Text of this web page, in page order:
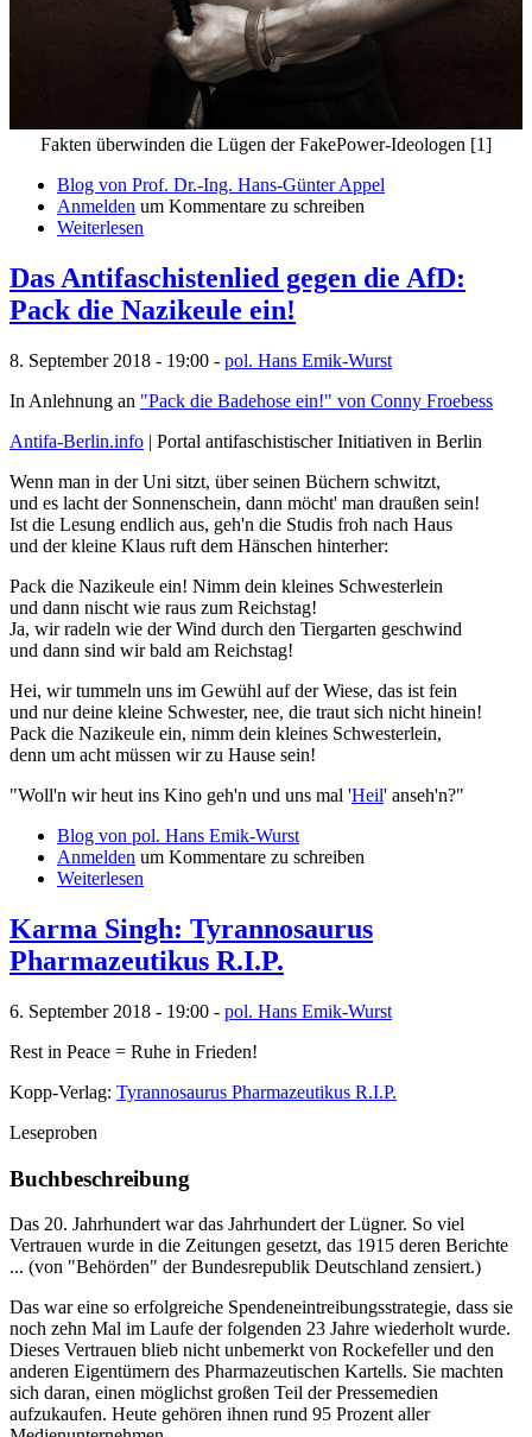
Fakten überwinden die Lügen der FakePower-Ideologen [1]
Blog von Prof. Dr.-Ing. Hans-Günter Appel
Anmelden um Kommentare zu schreiben
Weiterlesen
Das Antifaschistenlied gegen die AfD:
Pack die Nazikeule ein!
8. September 2018 - 19:00 - pol. Hans Emik-Wurst
In Anlehnung an "Pack die Badehose ein!" von Conny Froebess
Antifa-Berlin.info | Portal antifaschistischer Initiativen in Berlin
Wenn man in der Uni sitzt, über seinen Büchern schwitzt,
und es lacht der Sonnenschein, dann möcht' man draußen sein!
Ist die Lesung endlich aus, geh'n die Studis froh nach Haus
und der kleine Klaus ruft dem Hänschen hinterher:
Pack die Nazikeule ein! Nimm dein kleines Schwesterlein
und dann nischt wie raus zum Reichstag!
Ja, wir radeln wie der Wind durch den Tiergarten geschwind
und dann sind wir bald am Reichstag!
Hei, wir tummeln uns im Gewühl auf der Wiese, das ist fein
und nur deine kleine Schwester, nee, die traut sich nicht hinein!
Pack die Nazikeule ein, nimm dein kleines Schwesterlein,
denn um acht müssen wir zu Hause sein!
"Woll'n wir heut ins Kino geh'n und uns mal 'Heil' anseh'n?"
Blog von pol. Hans Emik-Wurst
Anmelden um Kommentare zu schreiben
Weiterlesen
Karma Singh: Tyrannosaurus
Pharmazeutikus R.I.P.
6. September 2018 - 19:00 - pol. Hans Emik-Wurst
Rest in Peace = Ruhe in Frieden!
Kopp-Verlag: Tyrannosaurus Pharmazeutikus R.I.P.
Leseproben
Buchbeschreibung
Das 20. Jahrhundert war das Jahrhundert der Lügner. So viel
Vertrauen wurde in die Zeitungen gesetzt, das 1915 deren Berichte
... (von "Behörden" der Bundesrepublik Deutschland zensiert.)
Das war eine so erfolgreiche Spendeneintreibungsstrategie, dass sie
noch zehn Mal im Laufe der folgenden 23 Jahre wiederholt wurde.
Dieses Vertrauen blieb nicht unbemerkt von Rockefeller und den
anderen Eigentümern des Pharmazeutischen Kartells. Sie machten
sich daran, einen möglichst großen Teil der Pressemedien
aufzukaufen. Heute gehören ihnen rund 95 Prozent aller